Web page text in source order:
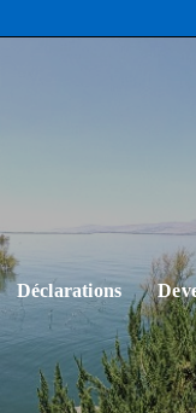
Déclarations